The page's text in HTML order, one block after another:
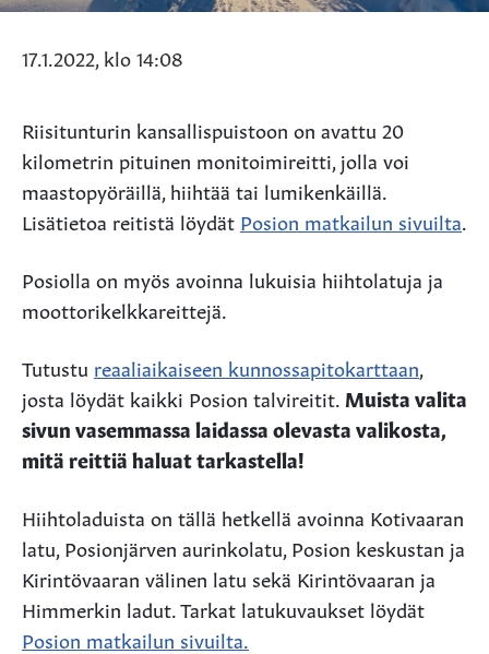
17.1.2022, klo 14:08
Riisitunturin kansallispuistoon on avattu 20
kilometrin pituinen monitoimireitti, jolla voi
maastopyöräillä, hiihtää tai lumikenkäillä.
Lisätietoa reitistä löydät Posion matkailun sivuilta
Posiolla on myös avoinna lukuisia hiihtolatuja ja
moottorikelkkareittejä.
Tutustu reaaliaikaiseen kunnossapitokarttaan,
josta löydät kaikki Posion talvireitit. Muista valita
sivun vasemmassa laidassa olevasta valikosta,
mitä reittiä haluat tarkastella!
Hiihtoladuista on tällä hetkellä avoinna Kotivaaran
latu, Posionjärven aurinkolatu, Posion keskustan ja
Kirintövaaran välinen latu sekä Kirintövaaran ja
Himmerkin ladut. Tarkat latukuvaukset löydät
Posion matkailun sivuilta.